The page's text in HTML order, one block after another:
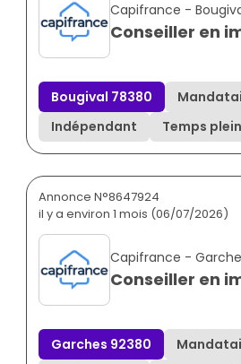
Capifrance -
Conseiller en
Bougival 78380
Indépendant
Temps plein
Annonce N°8647924
il y a environ 1 mois (06/07/2026)
Capifrance -
Conseiller en
Garches 92380